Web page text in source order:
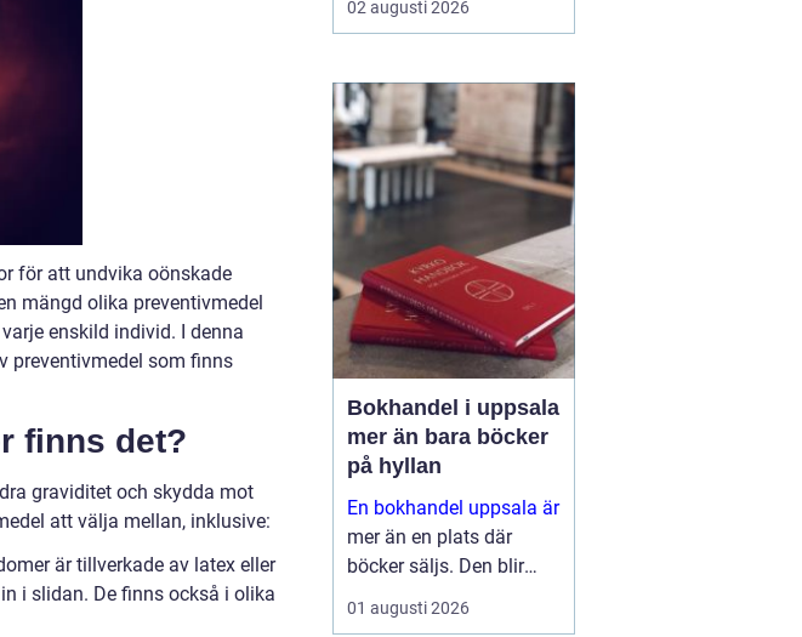
för att undvika oönskade
mängd olika preventivmedel
enskild individ. I denna
preventivmedel som finns
finns det?
graviditet och skydda mot
att välja mellan, inklusive:
är tillverkade av latex eller
i slidan. De finns också i olika
överleva och att börja
arbetet med skydd och
behandling utvecklats de
senaste åren, med större
fokus på helhet, trauma,
samsjuklighet och...
02 augusti 2026
Bokhandel i uppsala
mer än bara böcker
på hyllan
En bokhandel uppsala är
mer än en plats där
böcker säljs. Den blir
snabbt en naturlig
mötesplats för
01 augusti 2026